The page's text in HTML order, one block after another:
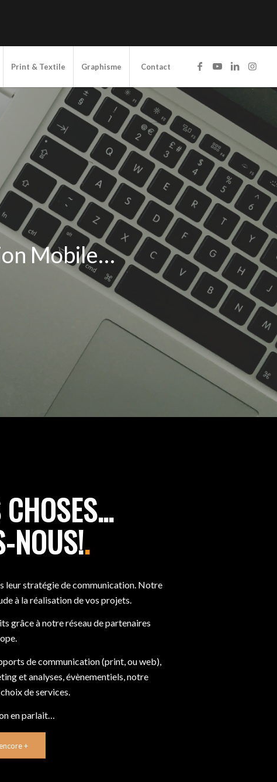
Print & Textile Graphisme Contact
Mobile…
NOUS!.
leur stratégie de communication. Notre
à la réalisation de vos projets.
grâce à notre réseau de partenaires
de communication (print, ou web),
et analyses, évènementiels, notre
de services.
en parlait…
+